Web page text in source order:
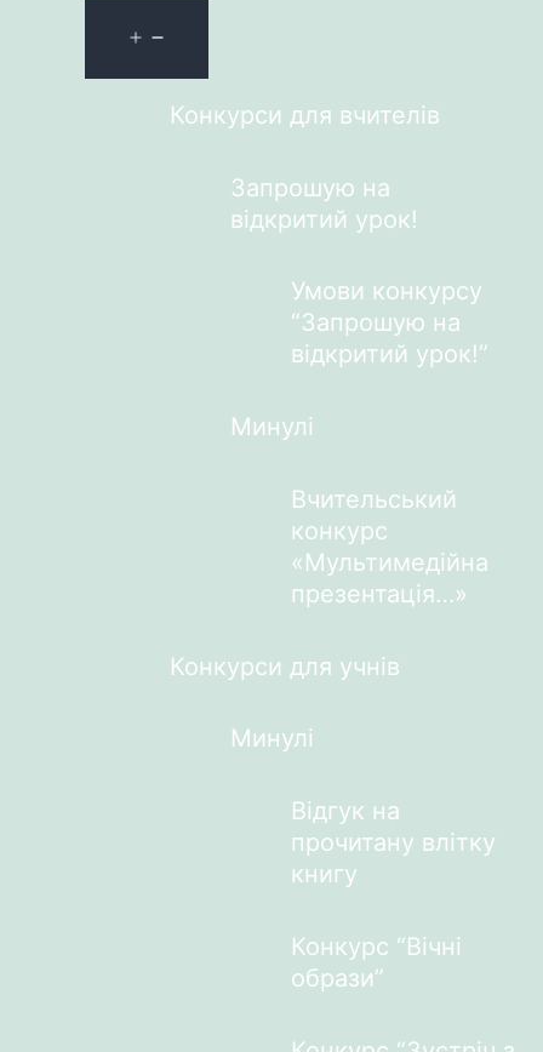
Конкурси для вчителів
Запрошую на
відкритий урок!
Умови конкурсу
“Запрошую на
відкритий урок!”
Минулі
Вчительський
конкурс
«Мультимедійна
презентація…»
Конкурси для учнів
Минулі
Відгук на
прочитану влітку
книгу
Конкурс “Вічні
образи”